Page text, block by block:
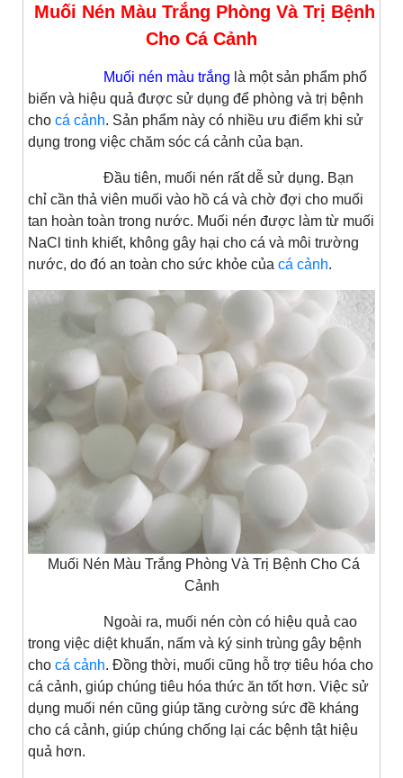
Muối Nén Màu Trắng Phòng Và Trị Bệnh
Cho Cá Cảnh
Muối nén màu trắng là một sản phẩm phổ
biến và hiệu quả được sử dụng để phòng và trị bệnh
cho cá cảnh. Sản phẩm này có nhiều ưu điểm khi sử
dụng trong việc chăm sóc cá cảnh của bạn.
Đầu tiên, muối nén rất dễ sử dụng. Bạn
chỉ cần thả viên muối vào hồ cá và chờ đợi cho muối
tan hoàn toàn trong nước. Muối nén được làm từ muối
NaCl tinh khiết, không gây hại cho cá và môi trường
nước, do đó an toàn cho sức khỏe của cá cảnh.
Muối Nén Màu Trắng Phòng Và Trị Bệnh Cho Cá
Cảnh
Ngoài ra, muối nén còn có hiệu quả cao
trong việc diệt khuẩn, nấm và ký sinh trùng gây bệnh
cho cá cảnh. Đồng thời, muối cũng hỗ trợ tiêu hóa cho
cá cảnh, giúp chúng tiêu hóa thức ăn tốt hơn. Việc sử
dụng muối nén cũng giúp tăng cường sức đề kháng
cho cá cảnh, giúp chúng chống lại các bệnh tật hiệu
quả hơn.